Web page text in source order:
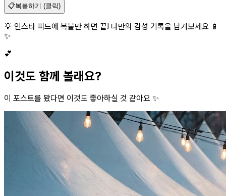
📋복붙하기 (클릭)
💡 인스타 피드에 복붙만 하면 끝! 나만의 감성 기록을 남겨보세요 📱
✨
💕
이것도 함께 볼래요?
이 포스트를 봤다면 이것도 좋아하실 것 같아요 ✨